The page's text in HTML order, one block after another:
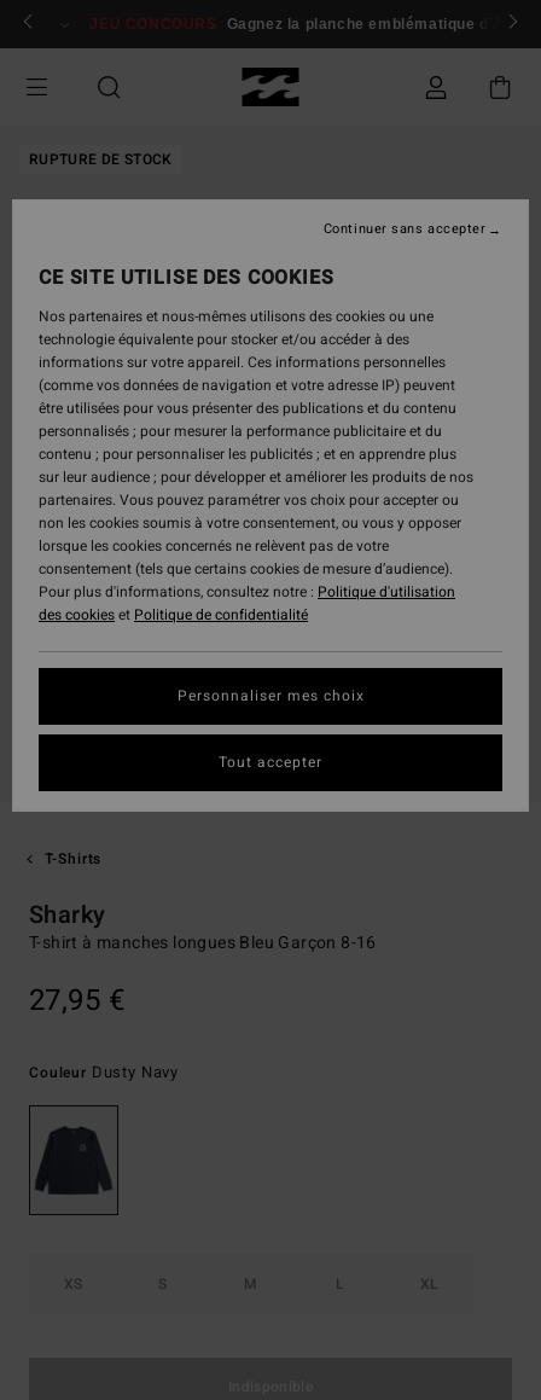
Passer
Se connecter / s'inscrire
JEU CONCOURS Gagnez la planche emblématique d'Andy
RUPTURE DE STOCK
T-Shirts
Sharky
T-shirt à manches longues Bleu Garçon 8-16
27,95 €
Couleur Dusty Navy
XS S M L XL
CE SITE UTILISE DES COOKIES
Nos partenaires et nous-mêmes utilisons des cookies ou une
technologie équivalente pour stocker et/ou accéder à des
informations sur votre appareil. Ces informations personnelles
(comme vos données de navigation et votre adresse IP) peuvent
être utilisées pour vous présenter des publications et du contenu
personnalisés ; pour mesurer la performance publicitaire et du
contenu ; pour personnaliser les publicités ; et en apprendre plus
sur leur audience ; pour développer et améliorer les produits de nos
partenaires. Vous pouvez paramétrer vos choix pour accepter ou
non les cookies soumis à votre consentement, ou vous y opposer
lorsque les cookies concernés ne relèvent pas de votre
consentement (tels que certains cookies de mesure d’audience).
Pour plus d'informations, consultez notre : Politique d'utilisation
des cookieset Politique de confidentialité
Personnaliser mes choix
Continuer sans accepter
Tout accepter